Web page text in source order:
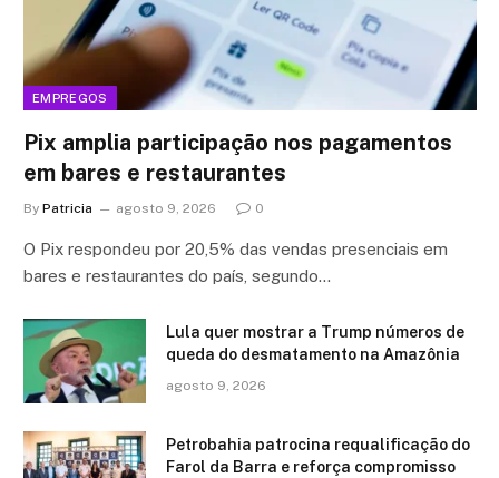
EMPREGOS
Pix amplia participação nos pagamentos
em bares e restaurantes
By Patricia agosto 9, 2026 0
O Pix respondeu por 20,5% das vendas presenciais em
bares e restaurantes do país, segundo…
Lula quer mostrar a Trump números de
queda do desmatamento na Amazônia
agosto 9, 2026
Petrobahia patrocina requalificação do
Farol da Barra e reforça compromisso